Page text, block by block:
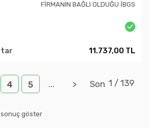
FİRMANIN BAĞLI OLDUĞU İBGS
11.737,00 TL
4 5 ... > Son 1 / 139
sonuç göster